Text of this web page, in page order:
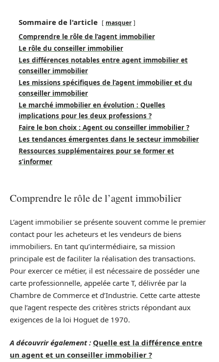
Sommaire de l'article masquer
Comprendre le rôle de l’agent immobilier
Le rôle du conseiller immobilier
Les différences notables entre agent immobilier et
conseiller immobilier
Les missions spécifiques de l’agent immobilier et du
conseiller immobilier
Le marché immobilier en évolution : Quelles
implications pour les deux professions ?
Faire le bon choix : Agent ou conseiller immobilier ?
Les tendances émergentes dans le secteur immobilier
Ressources supplémentaires pour se former et
s’informer
Comprendre le rôle de l’agent immobilier
L’agent immobilier se présente souvent comme le premier
contact pour les acheteurs et les vendeurs de biens
immobiliers. En tant qu’intermédiaire, sa mission
principale est de faciliter la réalisation des transactions.
Pour exercer ce métier, il est nécessaire de posséder une
carte professionnelle, appelée carte T, délivrée par la
Chambre de Commerce et d’Industrie. Cette carte atteste
que l’agent respecte des critères stricts répondant aux
exigences de la loi Hoguet de 1970.
A découvrir également : Quelle est la différence entre
un agent et un conseiller immobilier ?